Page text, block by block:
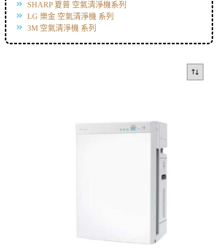
SHARP 夏普 空氣清淨機系列
LG 樂金 空氣清淨機 系列
3M 空氣清淨機 系列